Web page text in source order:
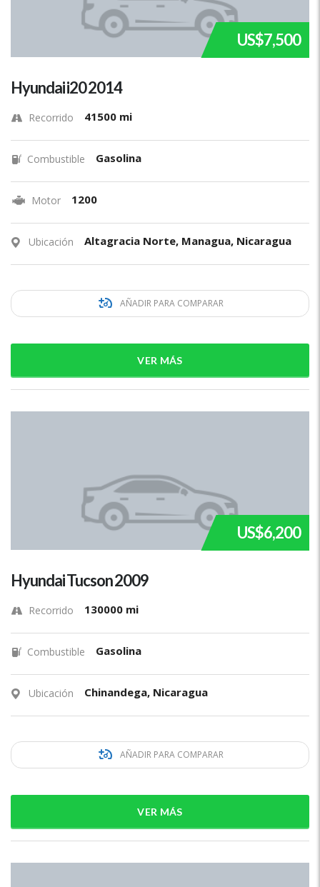
US$7,500
Hyundai i20 2014
Recorrido 41500 mi
Combustible Gasolina
Motor 1200
Ubicación Altagracia Norte, Managua, Nicaragua
AÑADIR PARA COMPARAR
VER MÁS
US$6,200
Hyundai Tucson 2009
Recorrido 130000 mi
Combustible Gasolina
Ubicación Chinandega, Nicaragua
AÑADIR PARA COMPARAR
VER MÁS